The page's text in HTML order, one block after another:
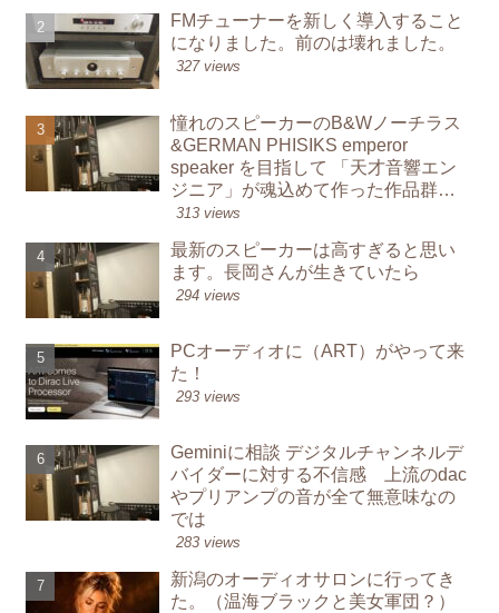
FMチューナーを新しく導入すること
になりました。前のは壊れました。
327 views
憧れのスピーカーのB&Wノーチラス
&GERMAN PHISIKS emperor
speaker を目指して 「天才音響エン
ジニア」が魂込めて作った作品群か
ら学んでオーディオを鳴らす楽し
313 views
最新のスピーカーは高すぎると思い
ます。長岡さんが生きていたら
294 views
PCオーディオに（ART）がやって来
た！
293 views
Geminiに相談 デジタルチャンネルデ
バイダーに対する不信感 上流のdac
やプリアンプの音が全て無意味なの
では
283 views
新潟のオーディオサロンに行ってき
た。（温海ブラックと美女軍団？）